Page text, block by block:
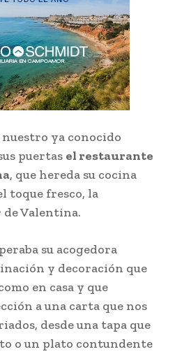
ya conocido
puertas el restaurante
, que hereda su cocina
toque fresco, la
Valentina.
su acogedora
y decoración que
en casa y que
a una carta que nos
desde una tapa que
o un plato contundente